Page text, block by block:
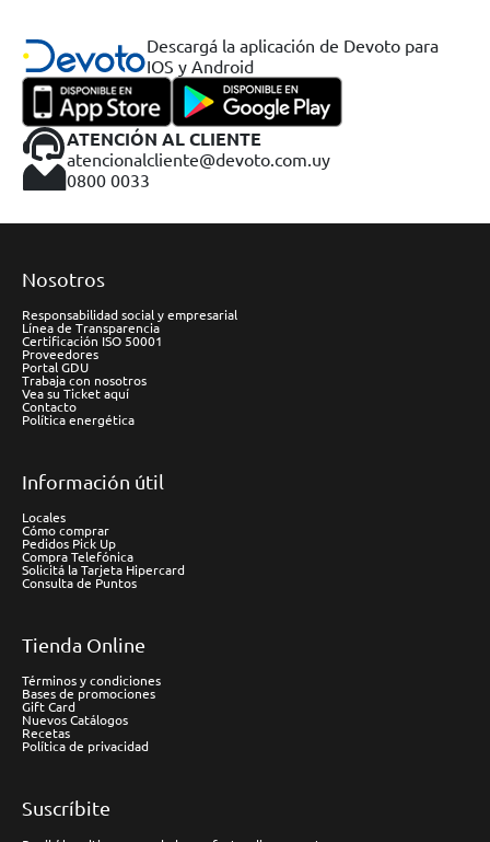
Descargá la aplicación de Devoto para
IOS y Android
ATENCIÓN AL CLIENTE
atencionalcliente@devoto.com.uy
0800 0033
Nosotros
Responsabilidad social y empresarial
Línea de Transparencia
Certificación ISO 50001
Proveedores
Portal GDU
Trabaja con nosotros
Vea su Ticket aquí
Contacto
Política energética
Información útil
Locales
Cómo comprar
Pedidos Pick Up
Compra Telefónica
Solicitá la Tarjeta Hipercard
Consulta de Puntos
Tienda Online
Términos y condiciones
Bases de promociones
Gift Card
Nuevos Catálogos
Recetas
Política de privacidad
Suscríbite